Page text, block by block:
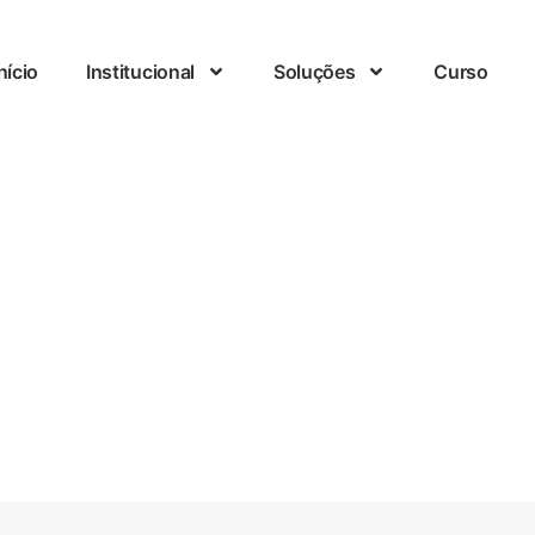
Institucional Soluções Curso